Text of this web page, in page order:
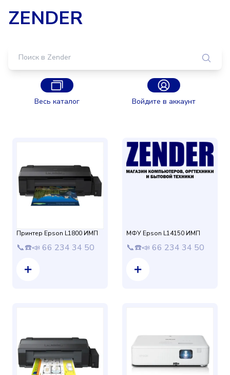
ZENDER
Весь каталог Войдите в аккаунт
Принтер Epson L1800 ИМП
📞☎️📣 66 234 34 50
МФУ Epson L14150 ИМП
📞☎️📣 66 234 34 50